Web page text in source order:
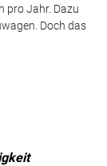
pro Jahr. Dazu
Doch das